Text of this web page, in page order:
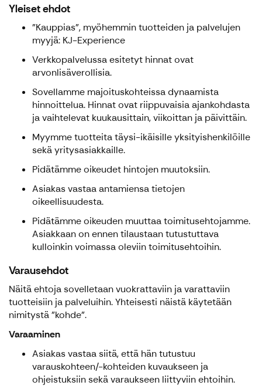
Yleiset ehdot
”Kauppias”, myöhemmin tuotteiden ja palvelujen
myyjä: KJ-Experience
Verkkopalvelussa esitetyt hinnat ovat
arvonlisäverollisia.
Sovellamme majoituskohteissa dynaamista
hinnoittelua. Hinnat ovat riippuvaisia ajankohdasta
ja vaihtelevat kuukausittain, viikoittan ja päivittäin.
Myymme tuotteita täysi-ikäisille yksityishenkilöille
sekä yritysasiakkaille.
Pidätämme oikeudet hintojen muutoksiin.
Asiakas vastaa antamiensa tietojen
oikeellisuudesta.
Pidätämme oikeuden muuttaa toimitusehtojamme.
Asiakkaan on ennen tilaustaan tutustuttava
kulloinkin voimassa oleviin toimitusehtoihin.
Varausehdot
Näitä ehtoja sovelletaan vuokrattaviin ja varattaviin
tuotteisiin ja palveluihin. Yhteisesti näistä käytetään
nimitystä "kohde".
Varaaminen
Asiakas vastaa siitä, että hän tutustuu
varauskohteen/-kohteiden kuvaukseen ja
ohjeistuksiin sekä varaukseen liittyviin ehtoihin.